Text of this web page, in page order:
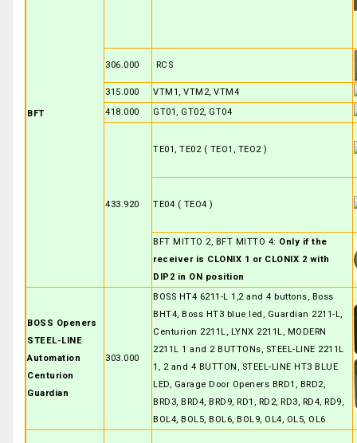
BFT
306.000 RCS
315.000
VTM1, VTM2, VTM4
418.000
GT01, GT02, GT04
433.920
TE01, TE02 ( TEO1, TEO2 )
TE04 ( TEO4 )
BFT MITTO 2, BFT MITTO 4: Only if the
receiver is CLONIX 1 or CLONIX 2 with
DIP2 in ON position
BOSS Openers
STEEL-LINE
Automation
Centurion
Guardian
303.000
BOSS HT4 6211-L 1,2 and 4 buttons, Boss
BHT4, Boss HT3 blue led, Guardian 2211-L,
Centurion 2211L, LYNX 2211L, MODERN
2211L 1 and 2 BUTTONs, STEEL-LINE 2211L
1, 2 and 4 BUTTON, STEEL-LINE HT3 BLUE
LED, Garage Door Openers BRD1, BRD2,
BRD3, BRD4, BRD9, RD1, RD2, RD3, RD4, RD9,
BOL4, BOL5, BOL6, BOL9, OL4, OL5, OL6